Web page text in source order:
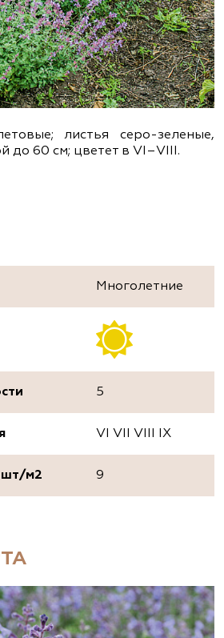
листья серо-зеленые,
60 см; цветет в VІ–VІІІ.
Многолетние
5
VI VII VIII IX
шт/м2 9